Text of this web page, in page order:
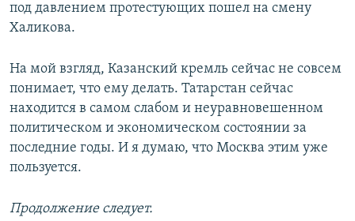
под давлением протестующих пошел на смену
Халикова.
На мой взгляд, Казанский кремль сейчас не совсем
понимает, что ему делать. Татарстан сейчас
находится в самом слабом и неуравновешенном
политическом и экономическом состоянии за
последние годы. И я думаю, что Москва этим уже
пользуется.
Продолжение следует.